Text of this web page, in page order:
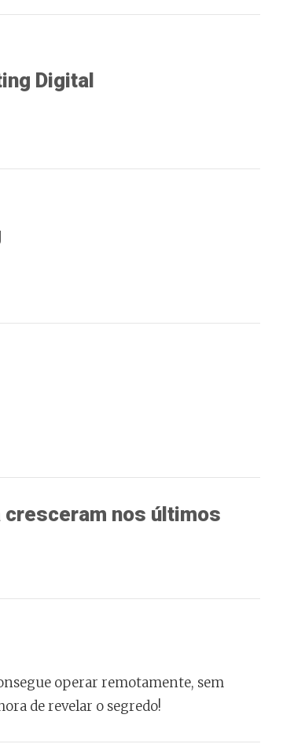
Digital
nos últimos
operar remotamente, sem
de revelar o segredo!